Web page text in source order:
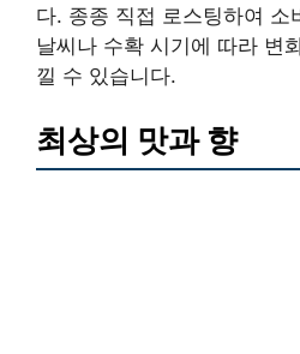
다. 종종 직접 로스팅하여 소
날씨나 수확 시기에 따라 변
낄 수 있습니다.
최상의 맛과 향